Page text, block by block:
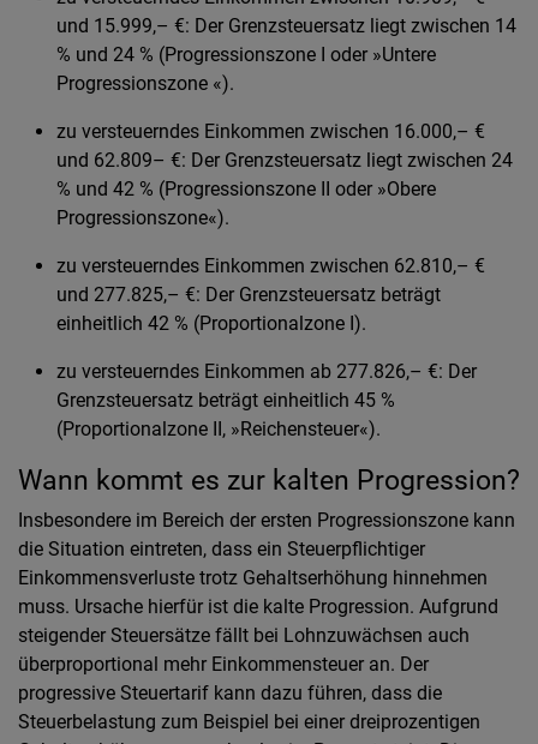
und 15.999,– €: Der Grenzsteuersatz liegt zwischen 14
% und 24 % (Progressionszone I oder »Untere
Progressionszone «).
zu versteuerndes Einkommen zwischen 16.000,– €
und 62.809– €: Der Grenzsteuersatz liegt zwischen 24
% und 42 % (Progressionszone II oder »Obere
Progressionszone«).
zu versteuerndes Einkommen zwischen 62.810,– €
und 277.825,– €: Der Grenzsteuersatz beträgt
einheitlich 42 % (Proportionalzone I).
zu versteuerndes Einkommen ab 277.826,– €: Der
Grenzsteuersatz beträgt einheitlich 45 %
(Proportionalzone II, »Reichensteuer«).
Wann kommt es zur kalten Progression?
Insbesondere im Bereich der ersten Progressionszone kann
die Situation eintreten, dass ein Steuerpflichtiger
Einkommensverluste trotz Gehaltserhöhung hinnehmen
muss. Ursache hierfür ist die kalte Progression. Aufgrund
steigender Steuersätze fällt bei Lohnzuwächsen auch
überproportional mehr Einkommensteuer an. Der
progressive Steuertarif kann dazu führen, dass die
Steuerbelastung zum Beispiel bei einer dreiprozentigen